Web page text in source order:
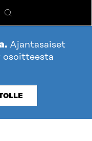
Hae
Ajantasaiset